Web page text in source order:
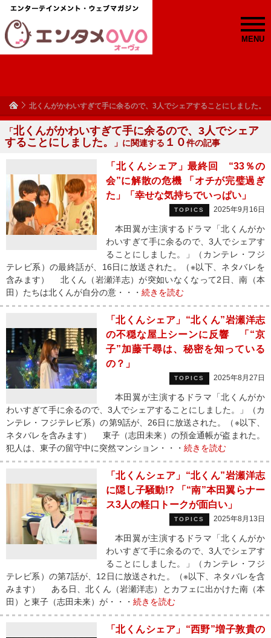
MENU
北くんがかわいすぎて手に余るので、3人でシェアすることにしました。
「北くんがかわいすぎて手に余るので、3人でシェア
することにしました。
」に関連する １０件の記事
「北くんシェア」最終回 “33％の
会”に解散の危機 「オチが完璧過ぎ
た」「幸せな気持ちでいっぱい」
TOPICS 2025年9月16日
本田翼が主演するドラマ「北くんがか
わいすぎて手に余るので、3人でシェアす
ることにしました。」（カンテレ・フジ
テレビ系）の最終話が、16日に放送された。（※以下、ネタバレを
含みます） 北くん（岩瀬洋志）が突如いなくなって2日、南（本
田）たちは北くんが自分の意・・・ 続きを読む
「北くんシェア」“北くん”岩瀬洋志
の不穏な屋上シーンに反響 「“京
子”加藤千尋は、秘密を知っている
の？」
TOPICS 2025年8月27日
本田翼が主演するドラマ「北くんがか
わいすぎて手に余るので、3人でシェアすることにしました。」（カ
ンテレ・フジテレビ系）の第9話が、26日に放送された。（※以下、
ネタバレを含みます） 東子（志田未来）の預金通帳が盗まれた。
犯人は、東子の留守中に突然マンション・・・ 続きを読む
「北くんシェア」“北くん”岩瀬洋志
に隠し子騒動!? 「“南”本田翼らナー
ス3人の軽口トークが面白い」
TOPICS 2025年8月13日
本田翼が主演するドラマ「北くんがか
わいすぎて手に余るので、3人でシェアす
ることにしました。」（カンテレ・フジ
テレビ系）の第7話が、12日に放送された。（※以下、ネタバレを含
みます） ある日、北くん（岩瀬洋志）とカフェに出かけた南（本
田）と東子（志田未来）が・・・ 続きを読む
「北くんシェア」“西野”増子敦貴の